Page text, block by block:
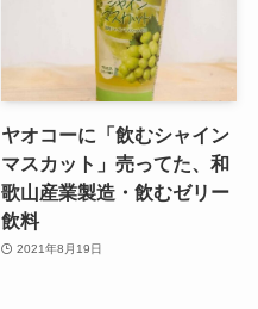
ヤオコーに「飲むシャイン
マスカット」売ってた、和
歌山産業製造・飲むゼリー
飲料
2021年8月19日